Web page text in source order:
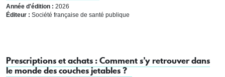
Année d'édition : 2026
Éditeur : Société française de santé publique
Prescriptions et achats : Comment s’y retrouver dans
le monde des couches jetables ?